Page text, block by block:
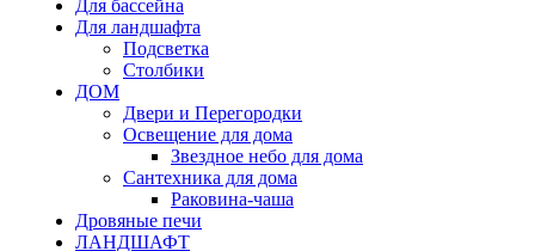
Для бассейна
Для ландшафта
Подсветка
Столбики
ДОМ
Двери и Перегородки
Освещение для дома
Звездное небо для дома
Сантехника для дома
Раковина-чаша
Дровяные печи
ЛАНДШАФТ